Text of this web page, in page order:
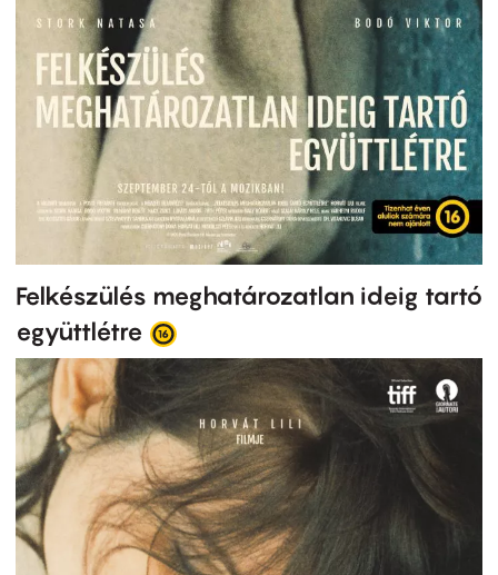
Felkészülés meghatározatlan ideig tartó
együttlétre